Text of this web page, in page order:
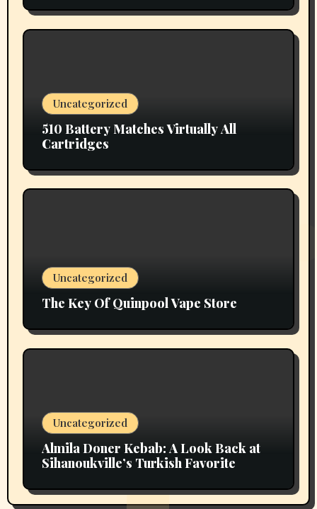
Uncategorized
510 Battery Matches Virtually All
Cartridges
Uncategorized
The Key Of Quinpool Vape Store
Uncategorized
Almila Doner Kebab: A Look Back at
Sihanoukville’s Turkish Favorite